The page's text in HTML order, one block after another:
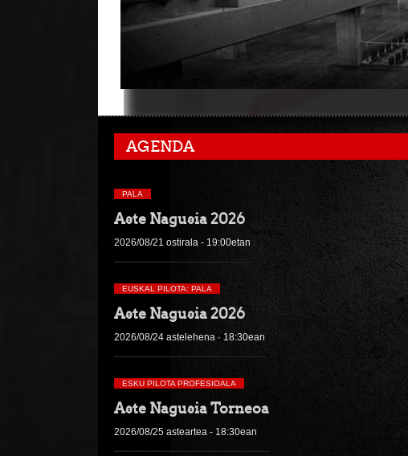
AGENDA
PALA
Aste Nagusia 2026
2026/08/21 ostirala - 19:00etan
EUSKAL PILOTA: PALA
Aste Nagusia 2026
2026/08/24 astelehena · 18:30ean
ESKU PILOTA PROFESIOALA
Aste Nagusia Torneoa
2026/08/25 asteartea - 18:30ean